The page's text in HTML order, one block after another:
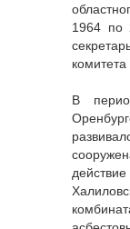
1964 по
В